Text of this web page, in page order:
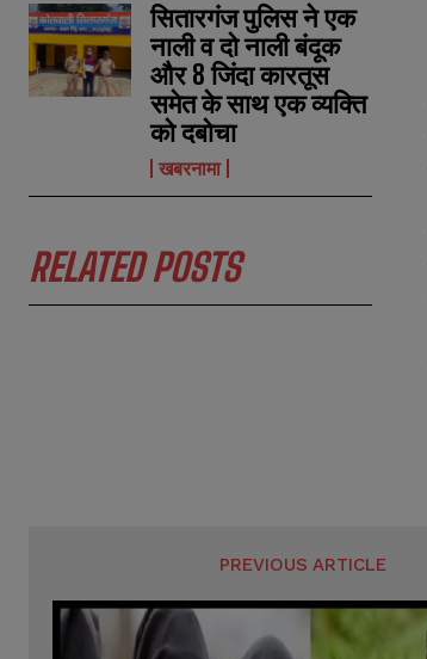
सितारगंज पुलिस ने एक
नाली व दो नाली बंदूक
और 8 जिंदा कारतूस
समेत के साथ एक व्यक्ति
को दबोचा
खबरनामा
RELATED POSTS
PREVIOUS ARTICLE